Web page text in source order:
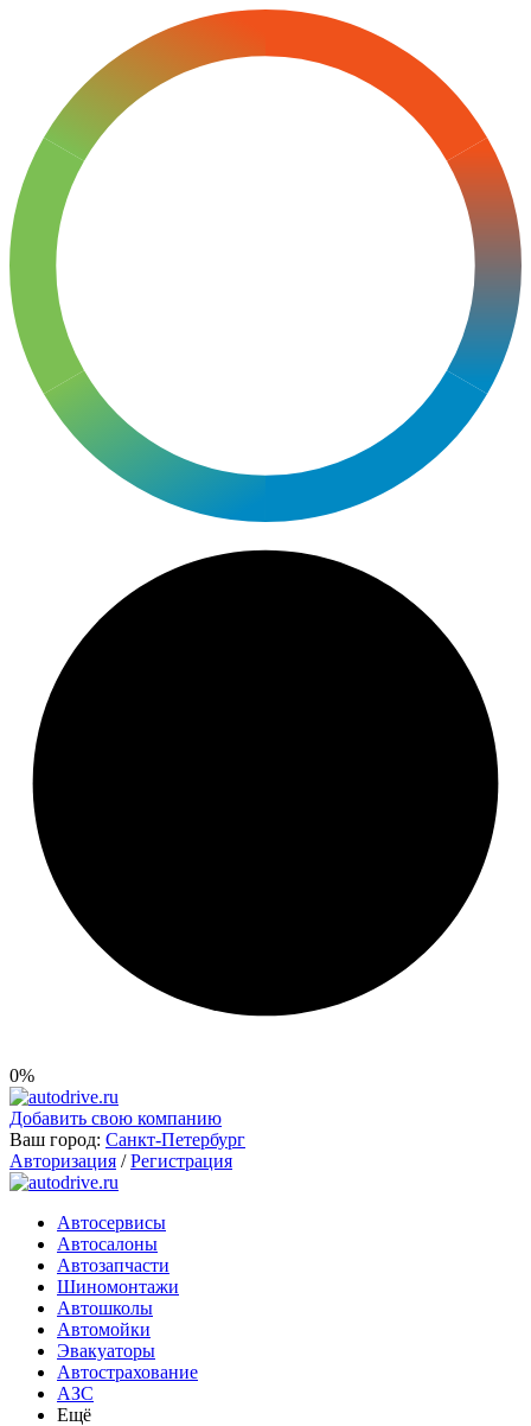
0%
Добавить свою компанию
Ваш город: Санкт-Петербург
Авторизация / Регистрация
Автосервисы
Автосалоны
Автозапчасти
Шиномонтажи
Автошколы
Автомойки
Эвакуаторы
Автострахование
АЗС
Ещё